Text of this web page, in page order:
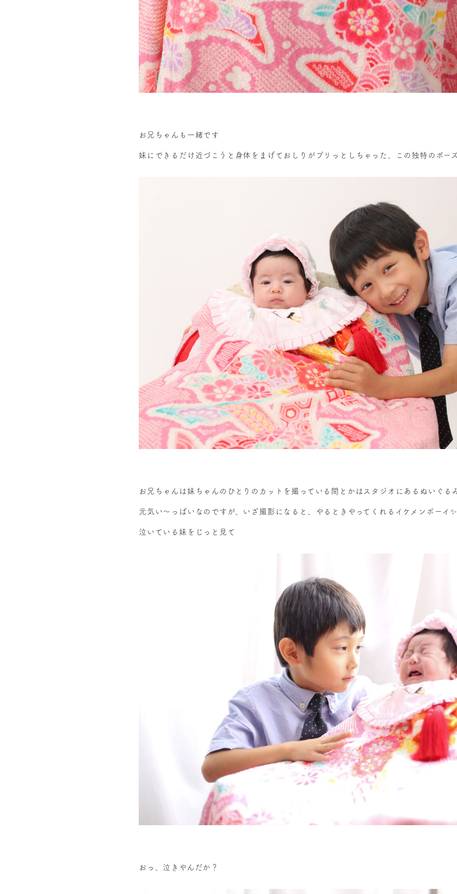
お兄ちゃんも一緒です
妹にできるだけ近づこうと身体をまげておしりがプリっとしちゃった、この独特のポー
お兄ちゃんは妹ちゃんのひとりのカットを撮っている間とかはスタジオにあるぬいぐる
元気い～っぱいなのですが、いざ撮影になると、やるときやってくれるイケメンボーイ✨
泣いている妹をじっと見て
おっ、泣きやんだか？